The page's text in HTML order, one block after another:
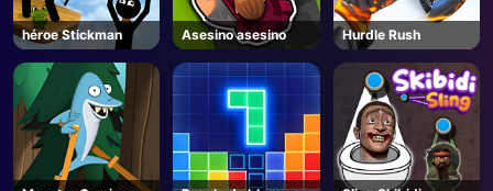
héroe Stickman Asesino asesino Hurdle Rush